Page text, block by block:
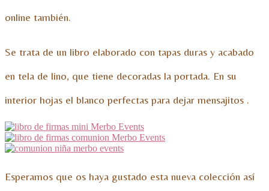
online también.
Se trata de un libro elaborado con tapas duras y acabado
en tela de lino, que tiene decoradas la portada. En su
interior hojas el blanco perfectas para dejar mensajitos .
Esperamos que os haya gustado esta nueva colección así